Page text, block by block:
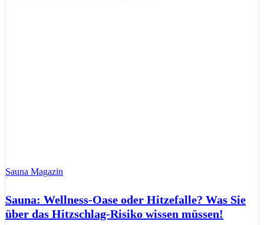
Sauna Magazin
Sauna: Wellness-Oase oder Hitzefalle? Was Sie
über das Hitzschlag-Risiko wissen müssen!